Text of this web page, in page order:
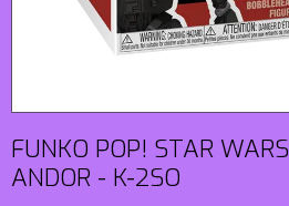
FUNKO POP! STAR WARS
ANDOR - K-2SO